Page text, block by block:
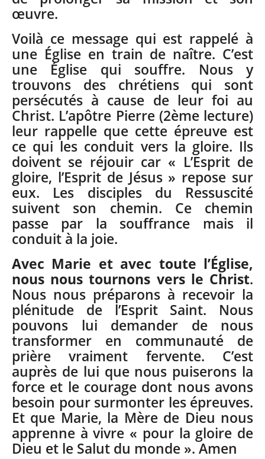
œuvre.
Voilà ce message qui est rappelé à
une Église en train de naître. C’est
une Église qui souffre. Nous y
trouvons des chrétiens qui sont
persécutés à cause de leur foi au
Christ. L’apôtre Pierre (2ème lecture)
leur rappelle que cette épreuve est
ce qui les conduit vers la gloire. Ils
doivent se réjouir car « L’Esprit de
gloire, l’Esprit de Jésus » repose sur
eux. Les disciples du Ressuscité
suivent son chemin. Ce chemin
passe par la souffrance mais il
conduit à la joie.
Avec Marie et avec toute l’Église,
nous nous tournons vers le Christ.
Nous nous préparons à recevoir la
plénitude de l’Esprit Saint. Nous
pouvons lui demander de nous
transformer en communauté de
prière vraiment fervente. C’est
auprès de lui que nous puiserons la
force et le courage dont nous avons
besoin pour surmonter les épreuves.
Et que Marie, la Mère de Dieu nous
apprenne à vivre « pour la gloire de
Dieu et le Salut du monde ». Amen